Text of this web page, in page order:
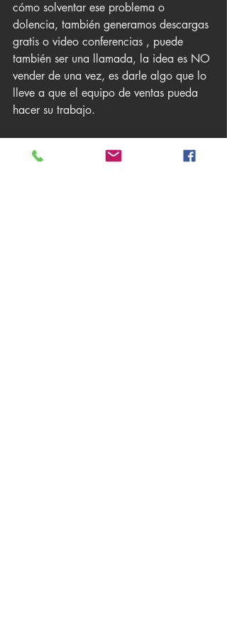
cómo solventar ese problema o
dolencia, también generamos descargas
gratis o video conferencias , puede
también ser una llamada, la idea es NO
vender de una vez, es darle algo que lo
lleve a que el equipo de ventas pueda
hacer su trabajo.
herramientas de marketing digital como